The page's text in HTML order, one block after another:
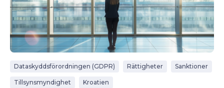
Dataskyddsförordningen (GDPR) Rättigheter Sanktioner
Tillsynsmyndighet Kroatien